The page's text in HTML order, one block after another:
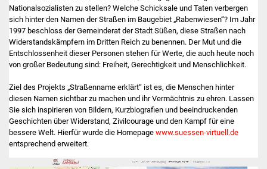
Sportanlagen
Tourismus
Erlebnisregion
Schwäbischer Albtrauf
Route der
Industriekultur
Nationalsozialisten zu stellen? Welche Schicksale und Taten verbergen
sich hinter den Namen der Straßen im Baugebiet „Rabenwiesen“? Im Jahr
1997 beschloss der Gemeinderat der Stadt Süßen, diese Straßen nach
Widerstandskämpfern im Dritten Reich zu benennen. Der Mut und die
Entschlossenheit dieser Personen stehen für Werte, die auch heute noch
von großer Bedeutung sind: Freiheit, Gerechtigkeit und Menschlichkeit.
Ziel des Projekts „Straßenname erklärt“ ist es, die Menschen hinter
diesen Namen sichtbar zu machen und ihr Vermächtnis zu ehren. Lassen
Sie sich inspirieren von Bildern, Kurzbiografien und beeindruckenden
Geschichten über Widerstand, Zivilcourage und den Kampf für eine
bessere Welt. Hierfür wurde die Homepage www.suessen-virtuell.de
entsprechend erweitert.